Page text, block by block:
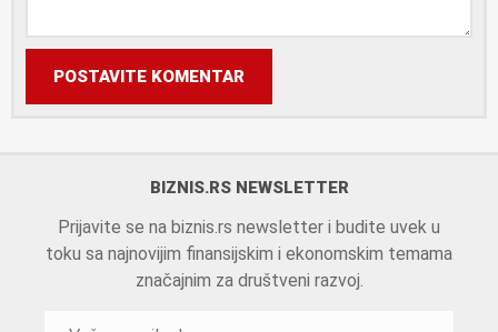
POSTAVITE KOMENTAR
BIZNIS.RS NEWSLETTER
Prijavite se na biznis.rs newsletter i budite uvek u
toku sa najnovijim finansijskim i ekonomskim temama
značajnim za društveni razvoj.